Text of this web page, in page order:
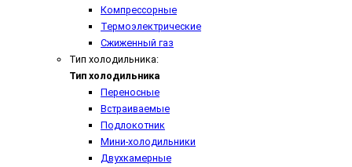
Компрессорные
Термоэлектрические
Сжиженный газ
Тип холодильника:
Тип холодильника
Переносные
Встраиваемые
Подлокотник
Мини-холодильники
Двухкамерные